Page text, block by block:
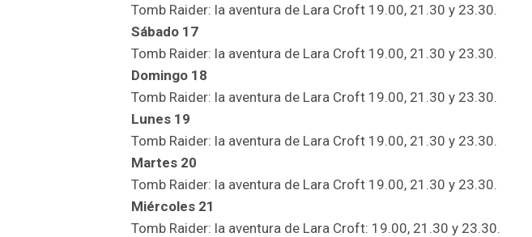
Tomb Raider: la aventura de Lara Croft 19.00, 21.30 y 23.30.
Sábado 17
Tomb Raider: la aventura de Lara Croft 19.00, 21.30 y 23.30.
Domingo 18
Tomb Raider: la aventura de Lara Croft 19.00, 21.30 y 23.30.
Lunes 19
Tomb Raider: la aventura de Lara Croft 19.00, 21.30 y 23.30.
Martes 20
Tomb Raider: la aventura de Lara Croft 19.00, 21.30 y 23.30.
Miércoles 21
Tomb Raider: la aventura de Lara Croft: 19.00, 21.30 y 23.30.